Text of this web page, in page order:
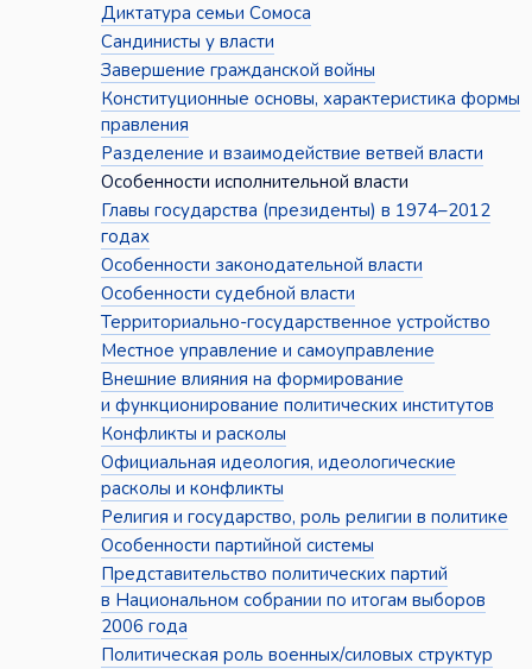
Диктатура семьи Сомоса
Сандинисты у власти
Завершение гражданской войны
Конституционные основы, характеристика формы
правления
Разделение и взаимодействие ветвей власти
Особенности исполнительной власти
Главы государства (президенты) в 1974–2012
годах
Особенности законодательной власти
Особенности судебной власти
Территориально-государственное устройство
Местное управление и самоуправление
Внешние влияния на формирование
и функционирование политических институтов
Конфликты и расколы
Официальная идеология, идеологические
расколы и конфликты
Религия и государство, роль религии в политике
Особенности партийной системы
Представительство политических партий
в Национальном собрании по итогам выборов
2006 года
Политическая роль военных/силовых структур